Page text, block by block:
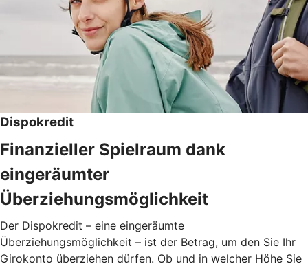
Dispokredit
Finanzieller Spielraum dank
eingeräumter
Überziehungsmöglichkeit
Der Dispokredit – eine eingeräumte
Überziehungsmöglichkeit – ist der Betrag, um den Sie Ihr
Girokonto überziehen dürfen. Ob und in welcher Höhe Sie